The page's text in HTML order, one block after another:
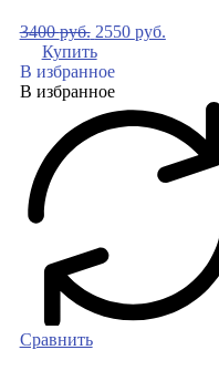
3400руб. 2550 руб.
Купить
В избранное
В избранное
Сравнить